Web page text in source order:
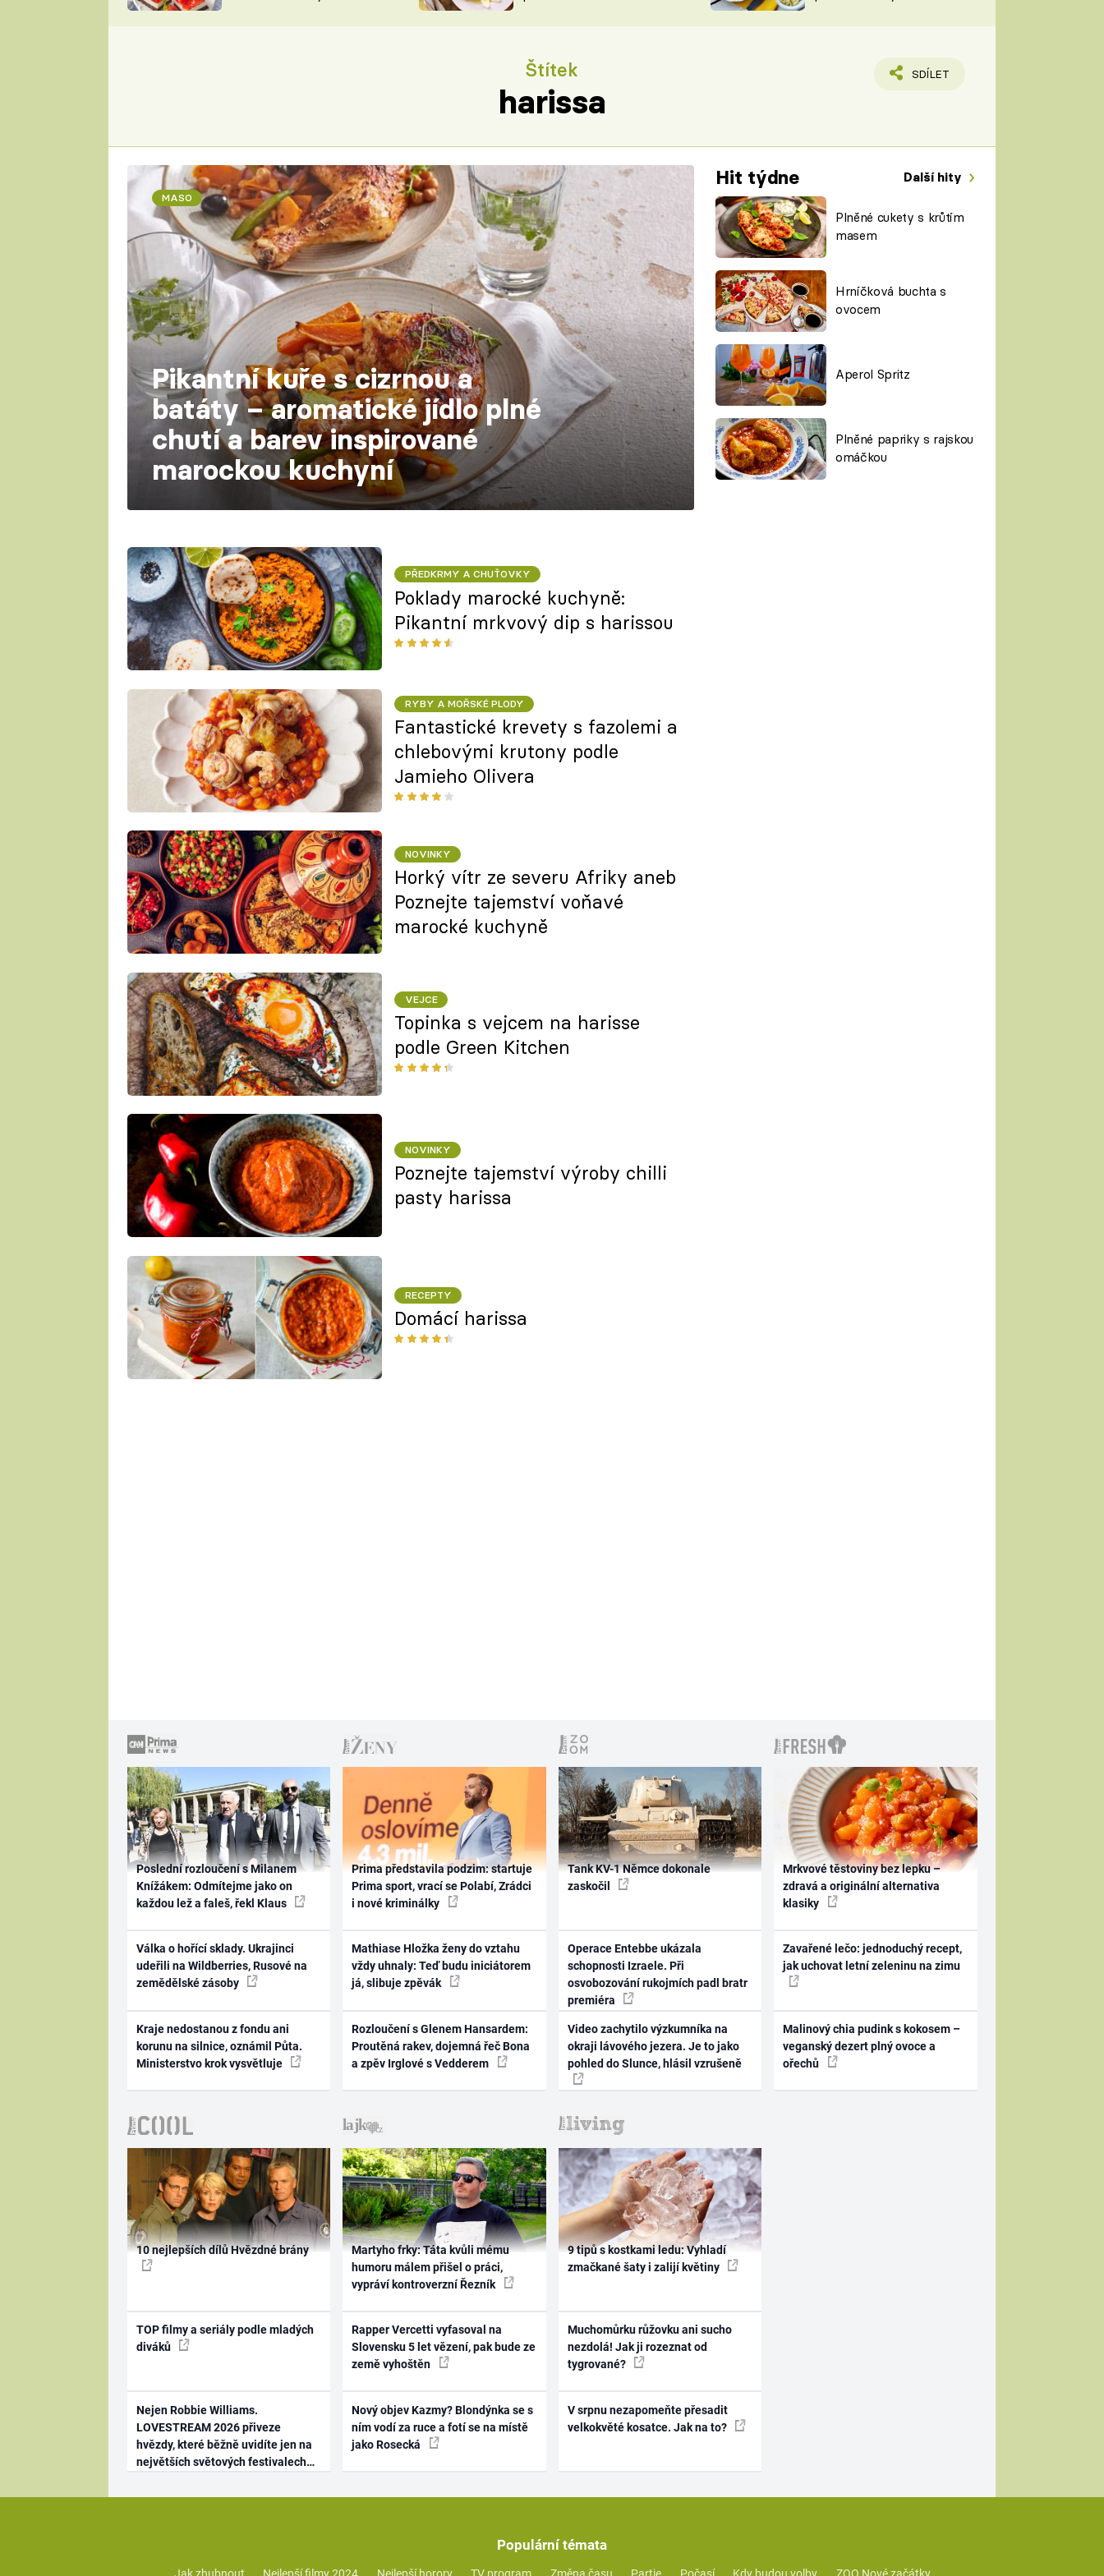
NA NÁKUPECH
ŠÉFREDAKTORKY
Štítek
harissa
SDÍLET
Hit týdne Další hity
Plněné cukety s krůtím
masem
Hrníčková buchta s
ovocem
Aperol Spritz
Plněné papriky s rajskou
omáčkou
MASO
Pikantní kuře s cizrnou a
batáty – aromatické jídlo plné
chutí a barev inspirované
marockou kuchyní
PŘEDKRMY A CHUŤOVKY
Poklady marocké kuchyně:
Pikantní mrkvový dip s harissou
RYBY A MOŘSKÉ PLODY
Fantastické krevety s fazolemi a
chlebovými krutony podle
Jamieho Olivera
NOVINKY
Horký vítr ze severu Afriky aneb
Poznejte tajemství voňavé
marocké kuchyně
VEJCE
Topinka s vejcem na harisse
podle Green Kitchen
NOVINKY
Poznejte tajemství výroby chilli
pasty harissa
RECEPTY
Domácí harissa
Poslední rozloučení s Milanem
Knížákem: Odmítejme jako on
každou lež a faleš, řekl Klaus
Válka o hořící sklady. Ukrajinci
udeřili na Wildberries, Rusové na
zemědělské zásoby
Kraje nedostanou z fondu ani
korunu na silnice, oznámil Půta.
Ministerstvo krok vysvětluje
Prima představila podzim: startuje
Prima sport, vrací se Polabí, Zrádci
i nové kriminálky
Mathiase Hložka ženy do vztahu
vždy uhnaly: Teď budu iniciátorem
já, slibuje zpěvák
Rozloučení s Glenem Hansardem:
Proutěná rakev, dojemná řeč Bona
a zpěv Irglové s Vedderem
Tank KV-1 Němce dokonale
zaskočil
Operace Entebbe ukázala
schopnosti Izraele. Při
osvobozování rukojmích padl bratr
premiéra
Video zachytilo výzkumníka na
okraji lávového jezera. Je to jako
pohled do Slunce, hlásil vzrušeně
Mrkvové těstoviny bez lepku –
zdravá a originální alternativa
klasiky
Zavařené lečo: jednoduchý recept,
jak uchovat letní zeleninu na zimu
Malinový chia pudink s kokosem –
veganský dezert plný ovoce a
ořechů
10 nejlepších dílů Hvězdné brány
TOP filmy a seriály podle mladých
diváků
Nejen Robbie Williams.
LOVESTREAM 2026 přiveze
hvězdy, které běžně uvidíte jen na
největších světových festivalech
Martyho frky: Táta kvůli mému
humoru málem přišel o práci,
vypráví kontroverzní Řezník
Rapper Vercetti vyfasoval na
Slovensku 5 let vězení, pak bude ze
země vyhoštěn
Nový objev Kazmy? Blondýnka se s
ním vodí za ruce a fotí se na místě
jako Rosecká
9 tipů s kostkami ledu: Vyhladí
zmačkané šaty i zalijí květiny
Muchomůrku růžovku ani sucho
nezdolá! Jak ji rozeznat od
tygrované?
V srpnu nezapomeňte přesadit
velkokvěté kosatce. Jak na to?
Populární témata
Jak zhubnout Nejlepší filmy 2024 Nejlepší horory TV program Změna času Partie Počasí Kdy budou volby ZOO Nové začátky